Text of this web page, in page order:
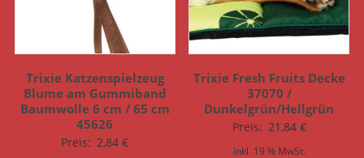
Trixie Katzenspielzeug
Blume am Gummiband
Baumwolle 6 cm / 65 cm
45626
Preis: 2,84€
Trixie Fresh Fruits Decke
37070 /
Dunkelgrün/Hellgrün
Preis: 21,84 €
inkl. 19 % MwSt.